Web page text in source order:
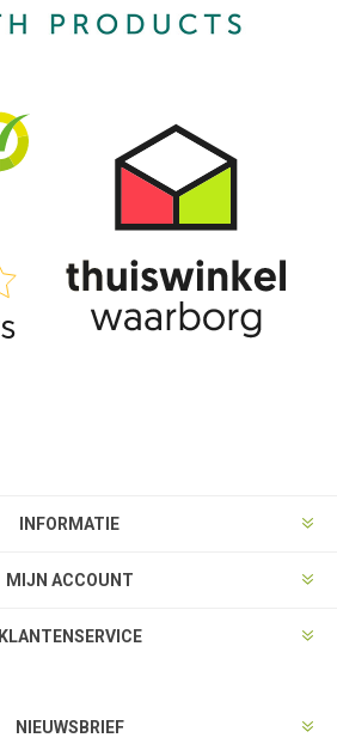
INFORMATIE
MIJN ACCOUNT
KLANTENSERVICE
NIEUWSBRIEF